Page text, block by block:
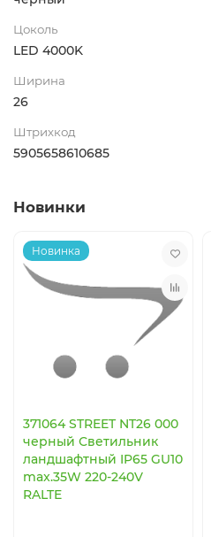
Цоколь
LED 4000K
Ширина
26
Штрихкод
5905658610685
Новинки
Новинка
371064 STREET NT26 000
черный Светильник
ландшафтный IP65 GU10
max.35W 220-240V
RALTE